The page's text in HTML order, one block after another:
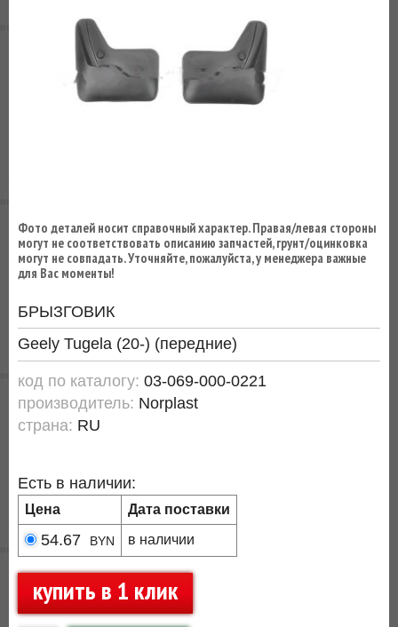
Фото деталей носит справочный характер. Правая/левая стороны
могут не соответствовать описанию запчастей, грунт/оцинковка
могут не совпадать. Уточняйте, пожалуйста, у менеджера важные
для Вас моменты!
БРЫЗГОВИК
Geely Tugela (20-) (передние)
код по каталогу: 03-069-000-0221
производитель: Norplast
страна: RU
Есть в наличии:
Цена Дата поставки
54.67 BYN в наличии
купить в 1 клик